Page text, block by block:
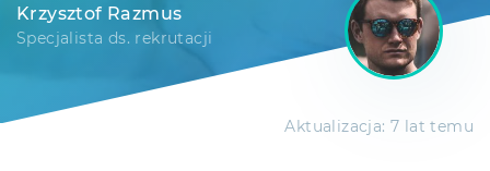
Krzysztof Razmus
Specjalista ds. rekrutacji
Aktualizacja: 7 lat temu